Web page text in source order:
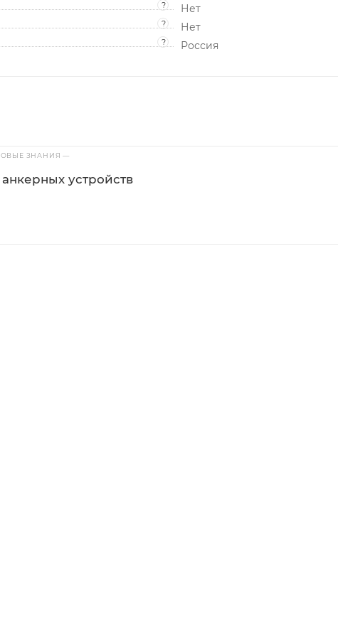
?
Нет
?
Нет
? Россия
ЗНАНИЯ—
устройств